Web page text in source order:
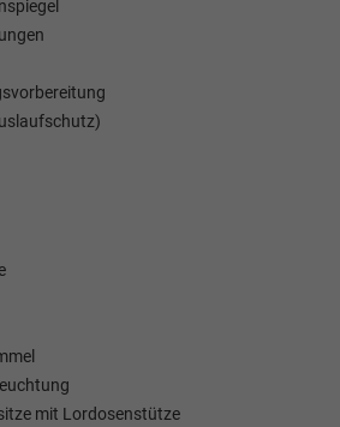
mit Lordosenstütze